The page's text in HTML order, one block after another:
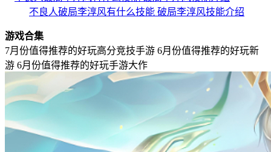
不良人破局李淳风有什么技能 破局李淳风技能介绍
游戏合集
7月份值得推荐的好玩高分竞技手游 6月份值得推荐的好玩新
游 6月份值得推荐的好玩手游大作